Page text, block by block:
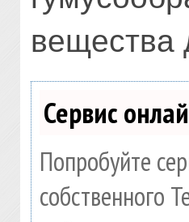
вещества
Сервис
Попробуйте
собственного